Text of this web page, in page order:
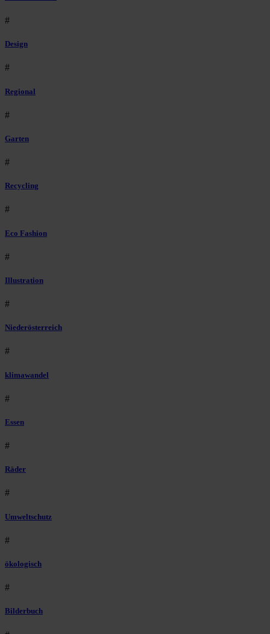
#
Design
#
Regional
#
Garten
#
Recycling
#
Eco Fashion
#
Illustration
#
Niederösterreich
#
klimawandel
#
Essen
#
Räder
#
Umweltschutz
#
ökologisch
#
Bilderbuch